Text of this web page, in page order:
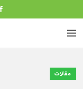
مقالات